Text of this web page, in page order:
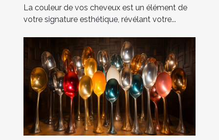
deux visites chez le coiffeur
La couleur de vos cheveux est un élément de
votre signature esthétique, révélant votre...